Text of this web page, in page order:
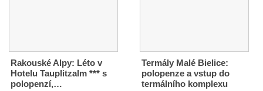
Rakouské Alpy: Léto v
Hotelu Tauplitzalm *** s
polopenzí,…
Termály Malé Bielice:
polopenze a vstup do
termálního komplexu